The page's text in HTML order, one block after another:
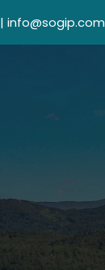
|info@sogip.com